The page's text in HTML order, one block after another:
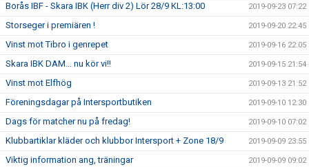
Borås IBF - Skara IBK (Herr div 2) Lör 28/9 KL:13:00 2019-09-23 07:22
Storseger i premiären ! 2019-09-20 22:45
Vinst mot Tibro i genrepet 2019-09-16 22:05
Skara IBK DAM... nu kör vi!! 2019-09-15 21:54
Vinst mot Elfhög 2019-09-13 21:52
Föreningsdagar på Intersportbutiken 2019-09-10 12:30
Dags för matcher nu på fredag! 2019-09-10 07:02
Klubbartiklar kläder och klubbor Intersport + Zone 18/9 2019-09-09 23:55
Viktig information ang, träningar 2019-09-09 09:02